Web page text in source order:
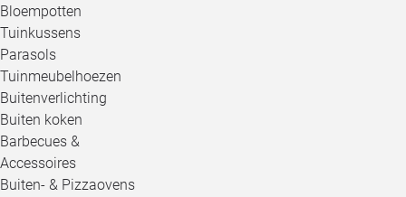
Bloempotten
Tuinkussens
Parasols
Tuinmeubelhoezen
Buitenverlichting
Buiten koken
Barbecues &
Accessoires
Buiten- & Pizzaovens